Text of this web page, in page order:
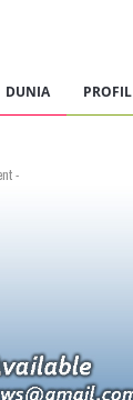
DUNIA PROFIL
-